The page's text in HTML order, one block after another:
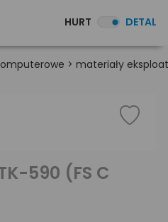
HURT DETAL
> materiały
590 (FS C